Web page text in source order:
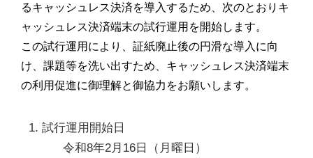
るキャッシュレス決済を導入するため、次のとおりキ
ャッシュレス決済端末の試行運用を開始します。
この試行運用により、証紙廃止後の円滑な導入に向
け、課題等を洗い出すため、キャッシュレス決済端末
の利用促進に御理解と御協力をお願いします。
試行運用開始日
令和8年2月16日（月曜日）